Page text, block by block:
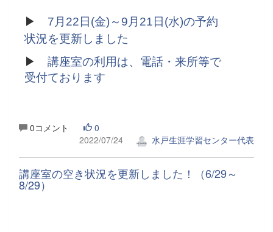
▶ 7月22日(金)～9月21日(水)の予約
状況を更新しました
▶ 講座室の利用は、電話・来所等で
受付ております
0コメント
0
2022/07/24
水戸生涯学習センター代表
講座室の空き状況を更新しました！（6/29～
8/29）